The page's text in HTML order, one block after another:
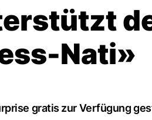
Nati»
gratis zur Verfügung